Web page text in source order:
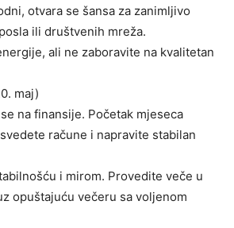
otvara se šansa za zanimljivo
ili društvenih mreža.
ali ne zaboravite na kvalitetan
maj)
na finansije. Početak mjeseca
račune i napravite stabilan
i mirom. Provedite veče u
opuštajuću večeru sa voljenom